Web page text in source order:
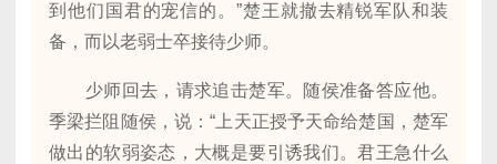
到他们国君的宠信的。”楚王就撤去精锐军队和装
备，而以老弱士卒接待少师。
少师回去，请求追击楚军。随侯准备答应他。
季梁拦阻随侯，说：“上天正授予天命给楚国，楚军
做出的软弱姿态，大概是要引诱我们。君王急什么